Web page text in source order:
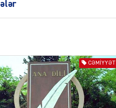
04.08.2026 5512
Ermənistanın taleyi BU
TARİXDƏ həll olunacaq
CƏMIYYƏT